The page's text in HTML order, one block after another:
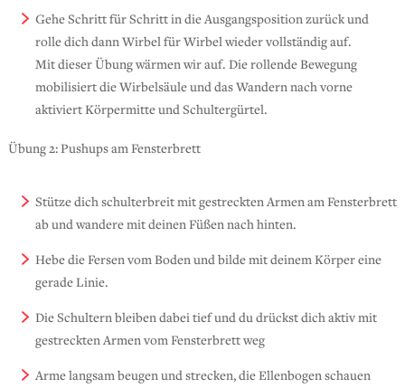
Gehe Schritt für Schritt in die Ausgangsposition zurück und
rolle dich dann Wirbel für Wirbel wieder vollständig auf.
Mit dieser Übung wärmen wir auf. Die rollende Bewegung
mobilisiert die Wirbelsäule und das Wandern nach vorne
aktiviert Körpermitte und Schultergürtel.
Übung 2: Pushups am Fensterbrett
Stütze dich schulterbreit mit gestreckten Armen am Fensterbrett
ab und wandere mit deinen Füßen nach hinten.
Hebe die Fersen vom Boden und bilde mit deinem Körper eine
gerade Linie.
Die Schultern bleiben dabei tief und du drückst dich aktiv mit
gestreckten Armen vom Fensterbrett weg
Arme langsam beugen und strecken, die Ellenbogen schauen